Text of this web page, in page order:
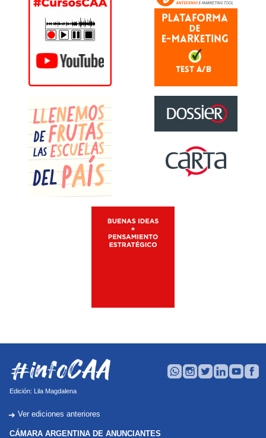
Edición: Lila Magdalena
➜ Ver ediciones anteriores
CÁMARA ARGENTINA DE ANUNCIANTES